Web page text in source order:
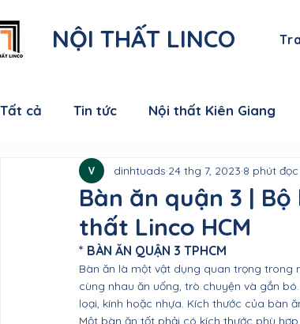
NỘI THẤT LINCO
Tất cả Tin tức Nội thất Kiên Giang
Nội thất Cà Mau Nội thất Đồng Tháp
Nội thất Sóc Trăng Nội thất Hậu
Nội thất Vĩnh Long Nội thất Bến Tre
Bàn ăn quận 3 |
thất Linco HCM
dinhtuads 24 thg 7, 2023 8 phút đọc
* BÀN ĂN QUẬN 3 TPHCM
Bàn ăn là một vật dụng quan trọng trong
cùng nhau ăn uống, trò chuyện và gắn
loại, kính hoặc nhựa. Kích thước của bàn
Một bàn ăn tốt phải có kích thước phù